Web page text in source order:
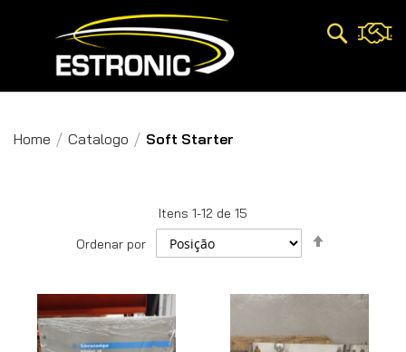
Pesquisa
Home Catalogo Soft Starter
Itens 1-12 de 15
Ordenar por